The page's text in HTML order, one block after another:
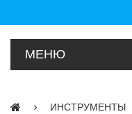
МЕНЮ
ИНСТРУМЕНТЫ